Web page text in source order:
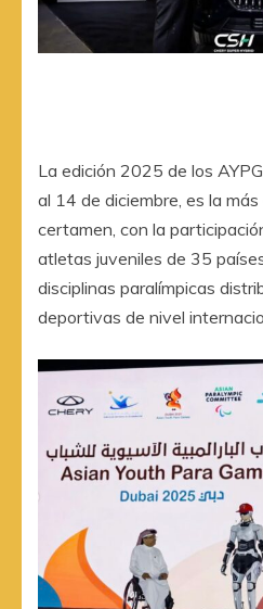
La edición 2025 de los
al 14 de diciembre, es la
certamen, con la
atletas juveniles de 35
disciplinas paralímpicas
deportivas de nivel